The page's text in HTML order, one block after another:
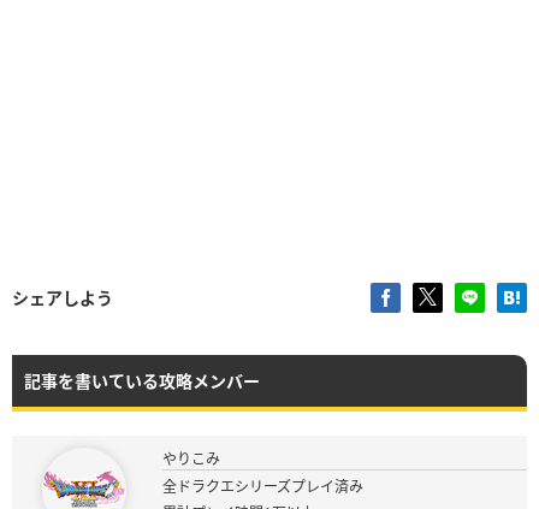
シェアしよう
記事を書いている攻略メンバー
やりこみ
全ドラクエシリーズプレイ済み